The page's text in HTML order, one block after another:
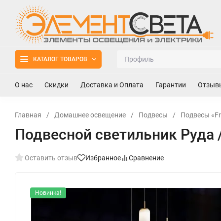
КАТАЛОГ ТОВАРОВ
О нас Скидки Доставка и Оплата Гарантии
Главная / Домашнее освещение / Подвесы / Подвесы
Подвесной светильник Руда
Оставить отзыв Избранное Сравнение
Новинка!